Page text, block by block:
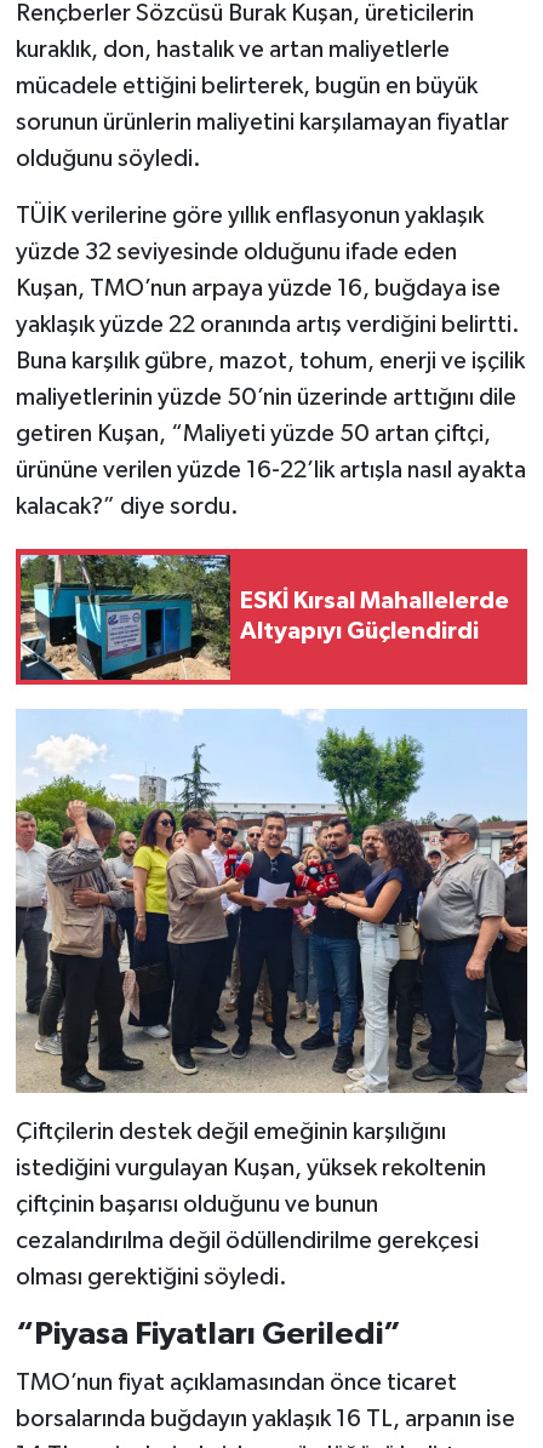
Rençberler Sözcüsü Burak Kuşan, üreticilerin
kuraklık, don, hastalık ve artan maliyetlerle
mücadele ettiğini belirterek, bugün en büyük
sorunun ürünlerin maliyetini karşılamayan fiyatlar
olduğunu söyledi.
TÜİK verilerine göre yıllık enflasyonun yaklaşık
yüzde 32 seviyesinde olduğunu ifade eden
Kuşan, TMO’nun arpaya yüzde 16, buğdaya ise
yaklaşık yüzde 22 oranında artış verdiğini belirtti.
Buna karşılık gübre, mazot, tohum, enerji ve işçilik
maliyetlerinin yüzde 50’nin üzerinde arttığını dile
getiren Kuşan, “Maliyeti yüzde 50 artan çiftçi,
ürününe verilen yüzde 16-22’lik artışla nasıl ayakta
kalacak?” diye sordu.
ESKİ Kırsal Mahallelerde
Altyapıyı Güçlendirdi
Çiftçilerin destek değil emeğinin karşılığını
istediğini vurgulayan Kuşan, yüksek rekoltenin
çiftçinin başarısı olduğunu ve bunun
cezalandırılma değil ödüllendirilme gerekçesi
olması gerektiğini söyledi.
“Piyasa Fiyatları Geriledi”
TMO’nun fiyat açıklamasından önce ticaret
borsalarında buğdayın yaklaşık 16 TL, arpanın ise